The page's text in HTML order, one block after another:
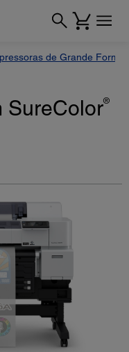
de Grande
SureColor®